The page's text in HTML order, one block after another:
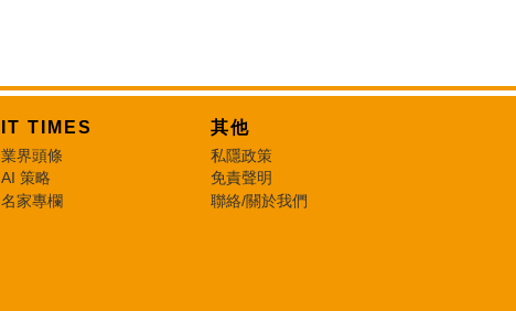
IT TIMES
業界頭條
AI 策略
名家專欄
其他
私隱政策
免責聲明
聯絡/關於我們